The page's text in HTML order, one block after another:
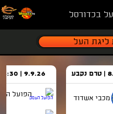
בכדורסל
מכבי אשדוד
9.9.26 | 18:30
הפועל